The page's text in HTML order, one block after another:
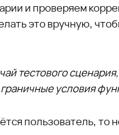
и проверяем
это вручную,
тестового
условия
пользователь, то